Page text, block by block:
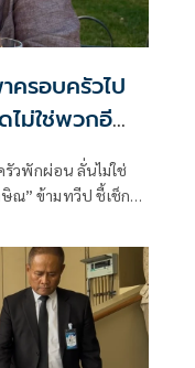
ครอบครัวไป
ไม่ใช่พวกอี
รัวพักผ่อน ลั่นไม่ใช่
ณ” ข้ามทวีป ชี้เช็ก